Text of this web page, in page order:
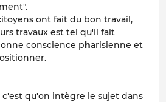
ont fait du bon travail,
travaux est tel qu'il fait
conscience pharisienne et
qu'on intègre le sujet dans